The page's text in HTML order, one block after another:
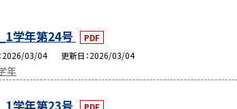
学年第24号
PDF
2026/03/04 更新日 2026/03/04
年
学年第23号
PDF